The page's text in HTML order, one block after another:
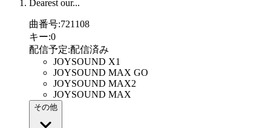
Dearest our...
曲番号:721108
キー:0
配信予定:配信済み
JOYSOUND X1
JOYSOUND MAX GO
JOYSOUND MAX2
JOYSOUND MAX
その他